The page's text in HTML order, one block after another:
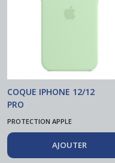
COQUE IPHONE 12/12
PRO
PROTECTION APPLE
AJOUTER